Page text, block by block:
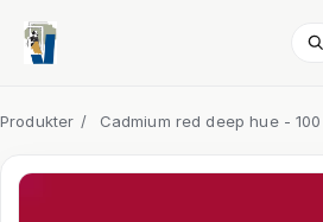
Produkter / Cadmium red deep hue - 100